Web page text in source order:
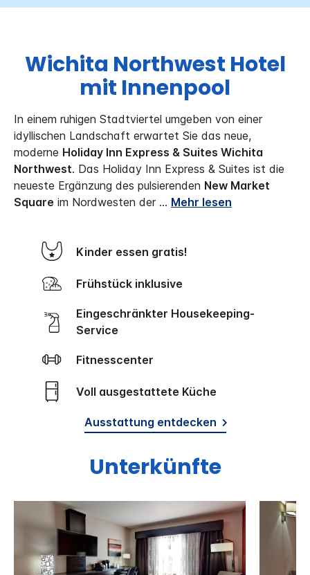
Wichita Northwest Hotel
mit Innenpool
In einem ruhigen Stadtviertel umgeben von einer
idyllischen Landschaft erwartet Sie das neue,
moderne Holiday Inn Express & Suites Wichita
Northwest. Das Holiday Inn Express & Suites ist die
neueste Ergänzung des pulsierenden New Market
Square im Nordwesten der ... Mehr lesen
Kinder essen gratis!
Frühstück inklusive
Eingeschränkter Housekeeping-
Service
Fitnesscenter
Voll ausgestattete Küche
Ausstattung entdecken
Unterkünfte